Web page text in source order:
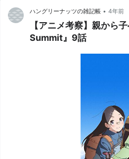
ハングリーナッツの雑記帳 • 4年前
【アニメ考察】親から
Summit』9話